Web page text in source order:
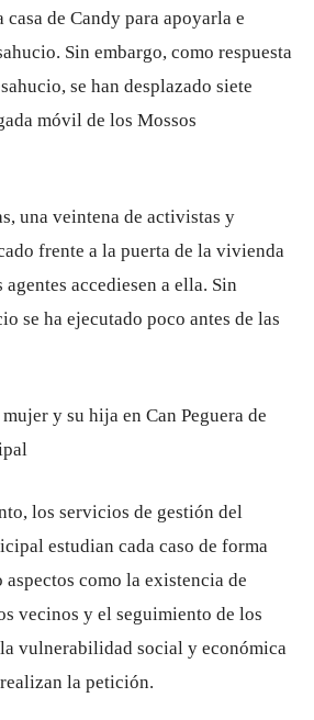
de Candy para apoyarla e
Sin embargo, como respuesta
se han desplazado siete
móvil de los Mossos
una veintena de activistas y
frente a la puerta de la vivienda
accediesen a ella. Sin
se ha ejecutado poco antes de las
los servicios de gestión del
estudian cada caso de forma
como la existencia de
vecinos y el seguimiento de los
vulnerabilidad social y económica
la petición.